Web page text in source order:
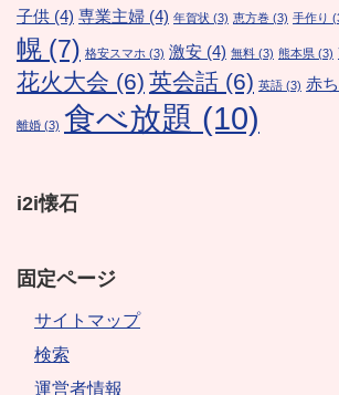
子供 (4) 専業主婦 (4) 年賀状 (3) 恵方巻 (3) 手作り
幌 (7) 格安スマホ (3) 激安 (4) 無料 (3) 熊本県 (3)
花火大会 (6) 英会話 (6) 英語 (3) 赤
離婚 (3) 食べ放題 (10)
i2i懐石
固定ページ
サイトマップ
検索
運営者情報